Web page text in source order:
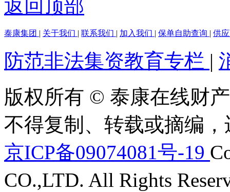
返回顶部
泰康集团 | 关于我们 | 联系我们 | 加入我们 | 保单自助查询 | 供
防范非法集资教育专栏 |
版权所有 © 泰康在线财
不得复制、转载或摘编
京ICP备09074081号-19
CO.,LTD. All Rights